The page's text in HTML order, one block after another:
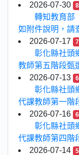
2026-07-30
轉知教育部
如附件說明，請
2026-07-17
彰化縣社頭
教師第五階段甄
2026-07-13
彰化縣社頭
代課教師第一階
2026-07-16
彰化縣社頭
代課教師第四階
2026-07-14